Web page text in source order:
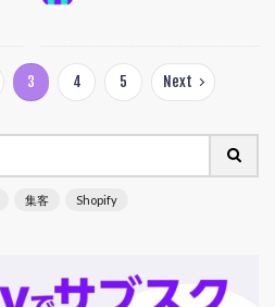
3 4 5 Next
集客 Shopify